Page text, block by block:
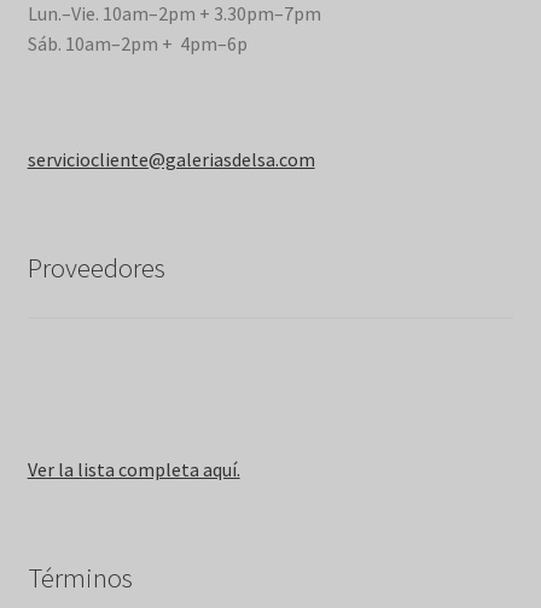
Lun.–Vie. 10am–2pm + 3.30pm–7pm
Sáb. 10am–2pm + 4pm–6p
serviciocliente@galeriasdelsa.com
Proveedores
Ver la lista completa aquí.
Términos